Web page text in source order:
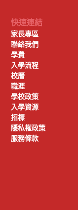
快速連結
家長專區
聯絡我們
學費
入學流程
校曆
職涯
學校政策
入學資源
招標
隱私權政策
服務條款